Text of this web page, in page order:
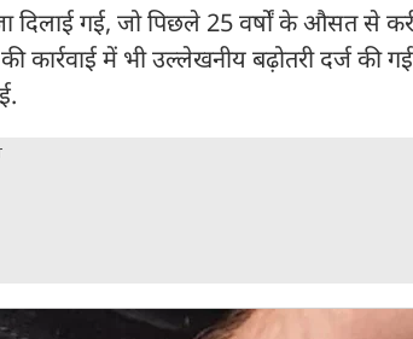
गई, जो पिछले 25 वर्षों के औसत से
में भी उल्लेखनीय बढ़ोतरी दर्ज की